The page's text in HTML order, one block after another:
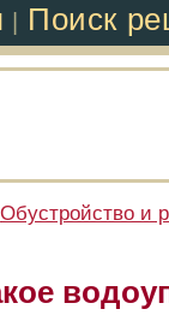
Поиск
Обустройство и